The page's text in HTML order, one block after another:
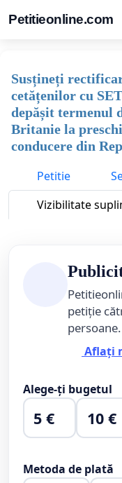
Petitieonline.com
Susțineți
cetățenilor cu
depășit termenul
Britanie la
conducere din
Petitie
Vizibilitate
petiție
persoane.
Aflați
Alege-ți bugetul
5 € 10 €
Metoda de plată